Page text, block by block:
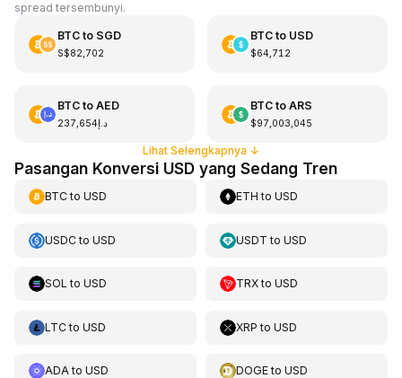
spread tersembunyi.
BTCto SGD
S$82,702
BTCto USD
$64,712
BTCto AED
د.إ237,654
BTCto ARS
$97,003,045
Lihat Selengkapnya ↓
Pasangan Konversi USD yang Sedang Tren
BTCto USD ETH toUSD
USDCto USD USDT toUSD
SOL to USD TRXtoUSD
LTCto USD XRP toUSD
ADAto USD DOGEtoUSD